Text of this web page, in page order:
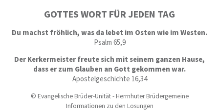
GOTTES WORT FÜR JEDEN TAG
Du machst fröhlich, was da lebet im Osten wie im Westen.
Psalm 65,9
Der Kerkermeister freute sich mit seinem ganzen Hause,
dass er zum Glauben an Gott gekommen war.
Apostelgeschichte 16,34
© Evangelische Brüder-Unität - Herrnhuter Brüdergemeine
Informationen zu den Losungen